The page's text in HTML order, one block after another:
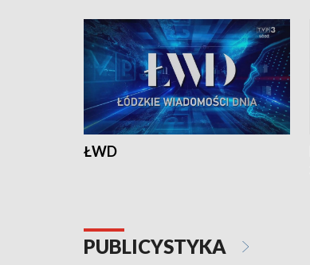
ŁWD
PUBLICYSTYKA